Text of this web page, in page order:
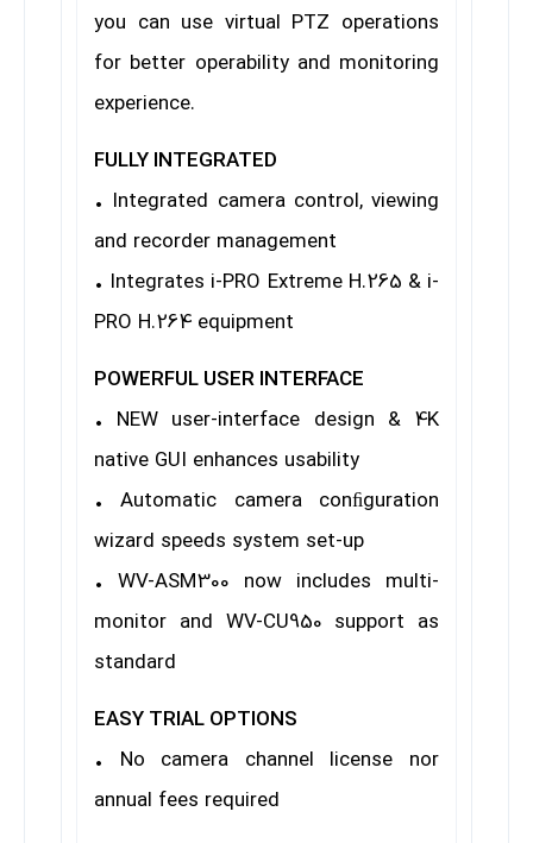
you can use virtual PTZ operations
for better operability and monitoring
experience.
FULLY INTEGRATED
• Integrated camera control, viewing
and recorder management
• Integrates i-PRO Extreme H.265 & i-
PRO H.264 equipment
POWERFUL USER INTERFACE
• NEW user-interface design & 4K
native GUI enhances usability
• Automatic camera conﬁguration
wizard speeds system set-up
• WV-ASM300 now includes multi-
monitor and WV-CU950 support as
standard
EASY TRIAL OPTIONS
• No camera channel license nor
annual fees required